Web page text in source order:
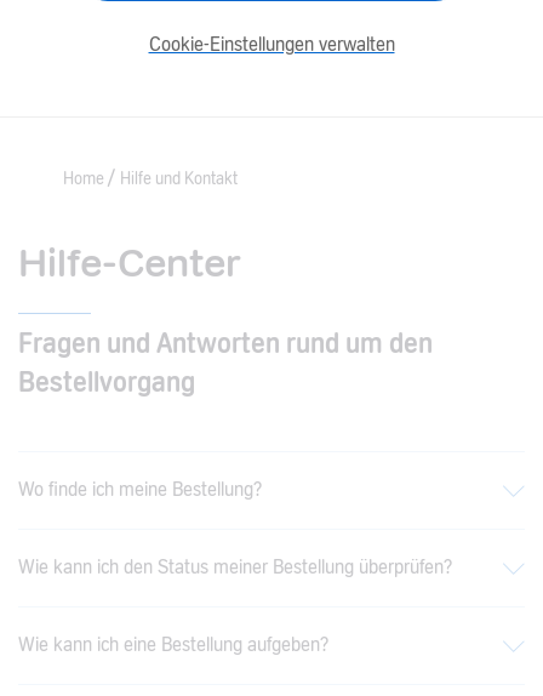
Cookie-Einstellungen verwalten
Home Hilfe und Kontakt
Hilfe-Center
Fragen und Antworten rund um den
Bestellvorgang
Wo finde ich meine Bestellung?
Wie kann ich den Status meiner Bestellung überprüfen?
Wie kann ich eine Bestellung aufgeben?